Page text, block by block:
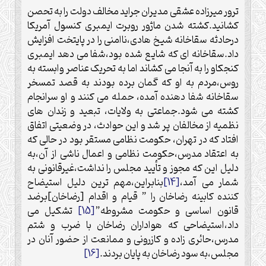
ترور میرزاده عشقی مدیران جراید مخالف دولت را به تحصن
کشانید.کشته شدن ماژور روبرت ایمبری کنسول آمریکا
درحادثه سقاخانه شیخ هادی،ناامنی را در پایتخت افزایش
داد.سقاخانه ای که شایع شده بود،شفا می دهد ایمبری
کنجکاو را به آنجا می کشاند اما به تحریک عناصر وابسته به
روس،مردم به او که گمان برده بودند به قصد تمسخر
سقاخانه شفا دهنده آمده، حمله می کنند و او سرانجام
کشته می شود.جماعتی به ولایات، تبعید و زندان های
نظمیه از مخالفان پر شد و این حوادث، در وضعیتی اتفاق
افتاد که در تهران، حکومت نظامی مستقر بود در حالی که
به اعتقاد مدرس،حکومت نظامی و اعمال ناشی از آن،به
دلیل این که مجوز و تأیید مجلس را نداشت،غیرقانونی به
شمار می آمد،[14]بنابراین،مهم ترین دلیل استیضاح
کننده کابینه رضاخان را ” قیام و اقدام [رضاخان]برضد
قانون اساسی و حکومت مشروطه”[15] تشکیل می
داد،استیضاحی که هواداران رضاخان با ضرب و شتم
مدرس،حائری زاده و کازرونی و ممانعت از حضور آنان در
مجلس،به سود رضاخان به پایان بردند.[16]